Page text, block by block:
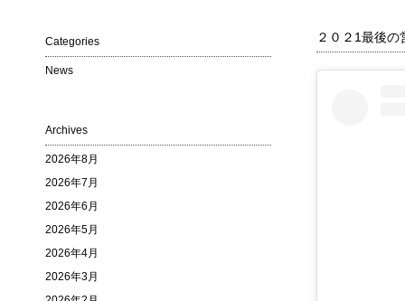
２０２1最後の
Categories
News
Archives
2026年8月
2026年7月
2026年6月
2026年5月
2026年4月
2026年3月